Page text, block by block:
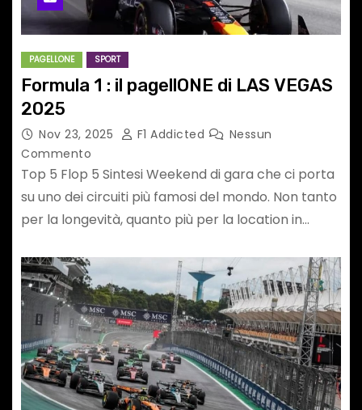
PAGELLONE SPORT
Formula 1 : il pagellONE di LAS VEGAS
2025
Nov 23, 2025 F1 Addicted
Nessun
Commento
Top 5 Flop 5 Sintesi Weekend di gara che ci porta
su uno dei circuiti più famosi del mondo. Non tanto
per la longevità, quanto più per la location in…